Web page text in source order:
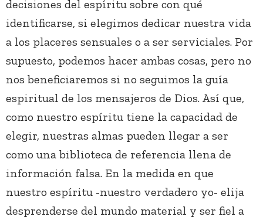
decisiones del espíritu sobre con qué
identificarse, si elegimos dedicar nuestra vida
a los placeres sensuales o a ser serviciales. Por
supuesto, podemos hacer ambas cosas, pero no
nos beneficiaremos si no seguimos la guía
espiritual de los mensajeros de Dios. Así que,
como nuestro espíritu tiene la capacidad de
elegir, nuestras almas pueden llegar a ser
como una biblioteca de referencia llena de
información falsa. En la medida en que
nuestro espíritu -nuestro verdadero yo- elija
desprenderse del mundo material y ser fiel a